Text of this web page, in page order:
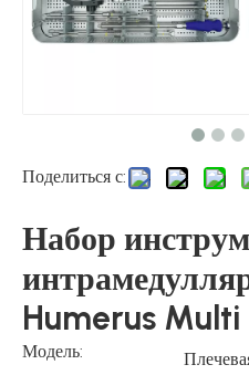
Поделиться с:
Набор
Humerus Multi
Модель: